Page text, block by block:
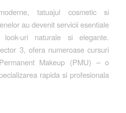
tatuajul cosmetic si
au devenit servicii esentiale
uri naturale si elegante.
3, ofera numeroase cursuri
Makeup (PMU) – o
rapida si profesionala